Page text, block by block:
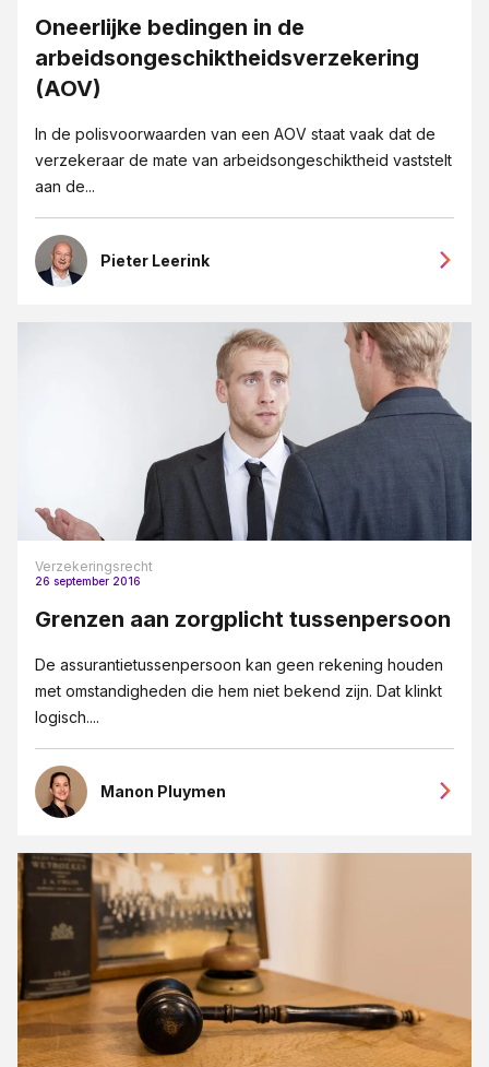
Oneerlijke bedingen in de
arbeidsongeschiktheidsverzekering
(AOV)
In de polisvoorwaarden van een AOV staat vaak dat de
verzekeraar de mate van arbeidsongeschiktheid vaststelt
aan de...
Pieter Leerink
Verzekeringsrecht
26 september 2016
Grenzen aan zorgplicht tussenpersoon
De assurantietussenpersoon kan geen rekening houden
met omstandigheden die hem niet bekend zijn. Dat klinkt
logisch....
Manon Pluymen